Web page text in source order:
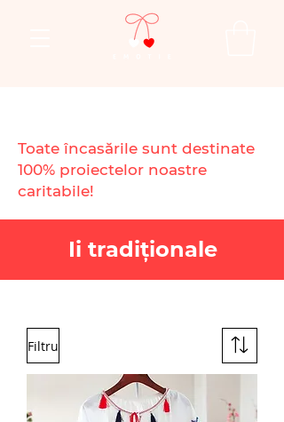
Toate încasările sunt destinate
100% proiectelor noastre
caritabile!
Ii tradiționale
Filtru